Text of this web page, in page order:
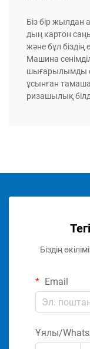
Біз бір жылдан
дың картон
және бұл біздің
Машина
шығарылымды
ұсынған
ризашылық
Біздің
Email
Ұялы/